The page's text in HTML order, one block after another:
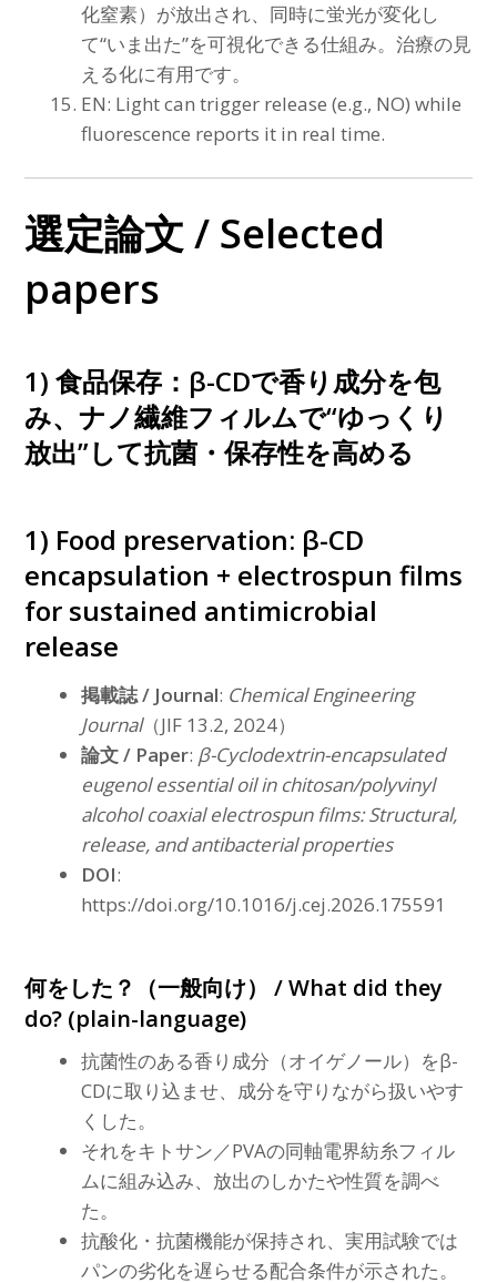
化窒素）が放出され、同時に蛍光が変化し
て“いま出た”を可視化できる仕組み。治療の見
える化に有用です。
EN: Light can trigger release (e.g., NO) while
fluorescence reports it in real time.
選定論文 / Selected
papers
1) 食品保存：β-CDで香り成分を包
み、ナノ繊維フィルムで“ゆっくり
放出”して抗菌・保存性を高める
1) Food preservation: β-CD
encapsulation + electrospun films
for sustained antimicrobial
release
掲載誌 / Journal: Chemical Engineering
Journal（JIF 13.2, 2024）
論文 / Paper: β-Cyclodextrin-encapsulated
eugenol essential oil in chitosan/polyvinyl
alcohol coaxial electrospun films: Structural,
release, and antibacterial properties
DOI:
https://doi.org/10.1016/j.cej.2026.175591
何をした？（一般向け） / What did they
do? (plain-language)
抗菌性のある香り成分（オイゲノール）をβ-
CDに取り込ませ、成分を守りながら扱いやす
くした。
それをキトサン／PVAの同軸電界紡糸フィル
ムに組み込み、放出のしかたや性質を調べ
た。
抗酸化・抗菌機能が保持され、実用試験では
パンの劣化を遅らせる配合条件が示された。